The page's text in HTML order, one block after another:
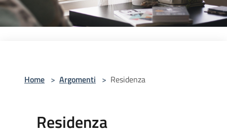
Home > Argomenti > Residenza
Residenza